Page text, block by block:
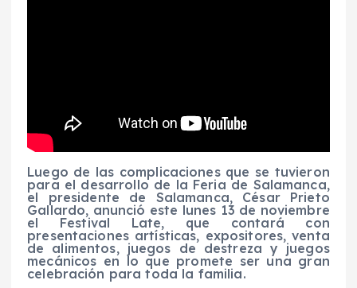
Luego de las complicaciones que se tuvieron
para el desarrollo de la Feria de Salamanca,
el presidente de Salamanca, César Prieto
Gallardo, anunció este lunes 13 de noviembre
el Festival Late, que contará con
presentaciones artísticas, expositores, venta
de alimentos, juegos de destreza y juegos
mecánicos en lo que promete ser una gran
celebración para toda la familia.